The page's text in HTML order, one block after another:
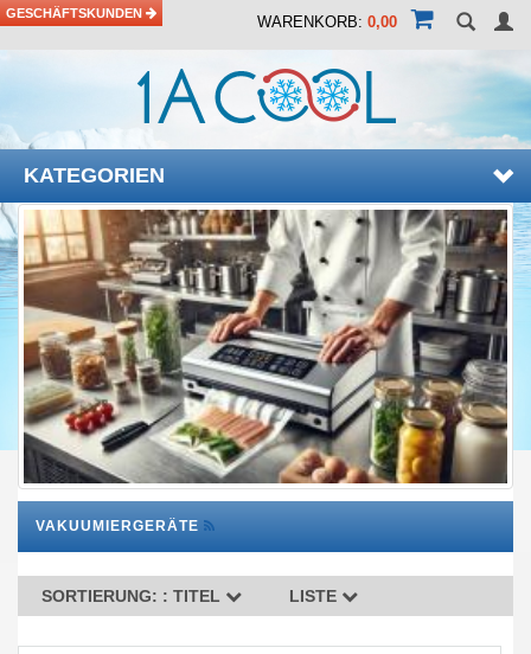
GESCHÄFTSKUNDEN WARENKORB: 0,00
KATEGORIEN
VAKUUMIERGERÄTE
SORTIERUNG: : TITEL LISTE